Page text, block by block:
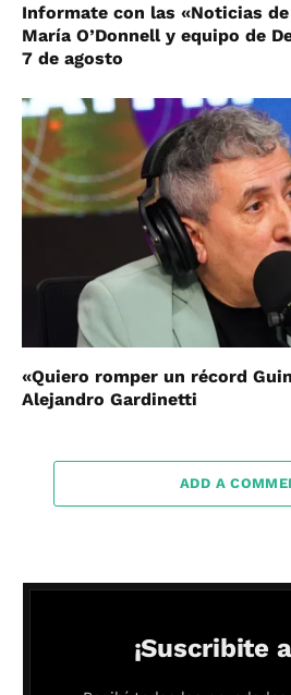
Informate con las «Noticias de
María O’Donnell y equipo de
7 de agosto
«Quiero romper un récord
Alejandro Gardinetti
ADD A
¡Suscribite